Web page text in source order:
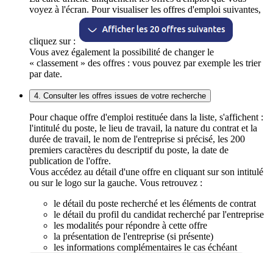
voyez à l'écran. Pour visualiser les offres d'emploi suivantes,
cliquez sur :
Vous avez également la possibilité de changer le
« classement » des offres : vous pouvez par exemple les trier
par date.
4. Consulter les offres issues de votre recherche
Pour chaque offre d'emploi restituée dans la liste, s'affichent :
l'intitulé du poste, le lieu de travail, la nature du contrat et la
durée de travail, le nom de l'entreprise si précisé, les 200
premiers caractères du descriptif du poste, la date de
publication de l'offre.
Vous accédez au détail d'une offre en cliquant sur son intitulé
ou sur le logo sur la gauche. Vous retrouvez :
le détail du poste recherché et les éléments de contrat
le détail du profil du candidat recherché par l'entreprise
les modalités pour répondre à cette offre
la présentation de l'entreprise (si présente)
les informations complémentaires le cas échéant